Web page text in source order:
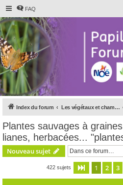
FAQ
Index du forum Les végétaux et champignons
Plantes sauvages à
lianes, herbacées...
Nouveau sujet
422 sujets Page 1sur9
1 2 3